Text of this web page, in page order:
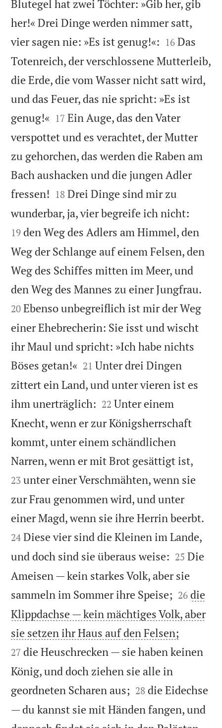
Blutegel hat zwei Töchter: »Gib her, gib
her!« Drei Dinge werden nimmer satt,
vier sagen nie: »Es ist genug!«: 

16 Das
Totenreich, der verschlossene Mutterleib,
die Erde, die vom Wasser nicht satt wird,
und das Feuer, das nie spricht: »Es ist
genug!« 

17 Ein Auge, das den Vater
verspottet und es verachtet, der Mutter
zu gehorchen, das werden die Raben am
Bach aushacken und die jungen Adler
fressen! 

18 Drei Dinge sind mir zu
wunderbar, ja, vier begreife ich nicht:
19 den Weg des Adlers am Himmel, den
Weg der Schlange auf einem Felsen, den
Weg des Schiffes mitten im Meer, und
den Weg des Mannes zu einer Jungfrau.
20 Ebenso unbegreiflich ist mir der Weg
einer Ehebrecherin: Sie isst und wischt
ihr Maul und spricht: »Ich habe nichts
Böses getan!« 

21 Unter drei Dingen
zittert ein Land, und unter vieren ist es
ihm unerträglich: 

22 Unter einem
Knecht, wenn er zur Königsherrschaft
kommt, unter einem schändlichen
Narren, wenn er mit Brot gesättigt ist,
23 unter einer Verschmähten, wenn sie
zur Frau genommen wird, und unter
einer Magd, wenn sie ihre Herrin beerbt.
24 Diese vier sind die Kleinen im Lande,
und doch sind sie überaus weise: 

25 Die
Ameisen — kein starkes Volk, aber sie
sammeln im Sommer ihre Speise; 

26 die
Klippdachse — kein mächtiges Volk, aber
sie setzen ihr Haus auf den Felsen;
27 die Heuschrecken — sie haben keinen
König, und doch ziehen sie alle in
geordneten Scharen aus; 

28 die Eidechse
— du kannst sie mit Händen fangen, und